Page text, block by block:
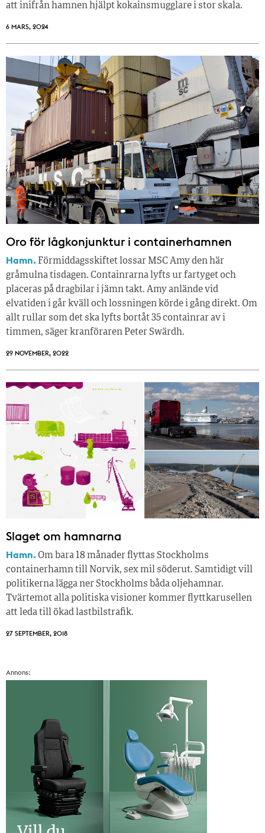
att inifrån hamnen hjälpt kokainsmugglare i stor skala.
6 MARS, 2024
Oro för lågkonjunktur i containerhamnen
Hamn. Förmiddagsskiftet lossar MSC Amy den här
gråmulna tisdagen. Containrarna lyfts ur fartyget och
placeras på dragbilar i jämn takt. Amy anlände vid
elvatiden i går kväll och lossningen körde i gång direkt. Om
allt rullar som det ska lyfts bortåt 35 containrar av i
timmen, säger kranföraren Peter Swärdh.
29 NOVEMBER, 2022
Slaget om hamnarna
Hamn.Om bara 18 månader flyttas Stockholms
containerhamn till Norvik, sex mil söderut. Samtidigt vill
politikerna lägga ner Stockholms båda oljehamnar.
Tvärtemot alla politiska visioner kommer flyttkarusellen
att leda till ökad lastbilstrafik.
27 SEPTEMBER, 2018
Annons: